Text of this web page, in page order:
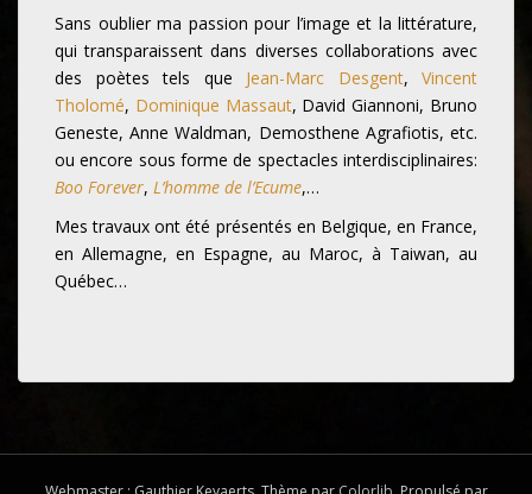
Sans oublier ma passion pour l’image et la littérature,
qui transparaissent dans diverses collaborations avec
des poètes tels que Jean-Marc Desgent, Vincent
Tholomé, Dominique Massaut, David Giannoni, Bruno
Geneste, Anne Waldman, Demosthene Agrafiotis, etc.
ou encore sous forme de spectacles interdisciplinaires:
Boo Forever, L’homme de l’Ecume,…
Mes travaux ont été présentés en Belgique, en France,
en Allemagne, en Espagne, au Maroc, à Taiwan, au
Québec…